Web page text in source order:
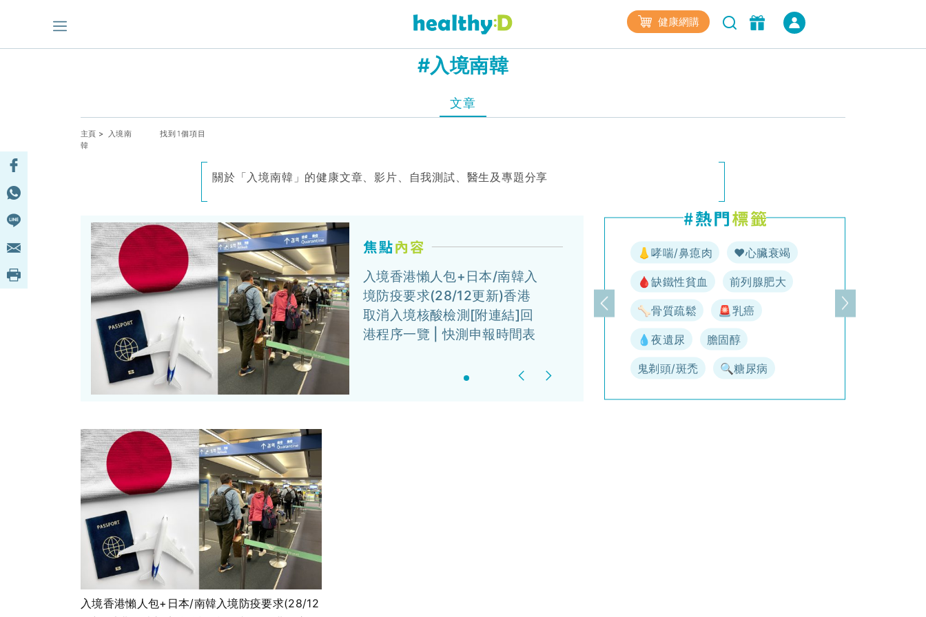
健康網購
#入境南韓
文章
主頁 > 入境南
韓
找到1個項目
關於「入境南韓」的健康文章、影片、自我測試、醫生及專題分享
入境香港懶人包+日本/南韓入
境防疫要求(28/12更新)香港
取消入境核酸檢測[附連結]回
港程序一覽 | 快測申報時間表
Previous
上一頁
👃哮喘/鼻瘜肉 ♥️心臟衰竭
🩸缺鐵性貧血 前列腺肥大
🦴骨質疏鬆 🚨乳癌
💧夜遺尿 膽固醇
鬼剃頭/斑禿 🔍糖尿病
下一頁
入境香港懶人包+日本/南韓入境防疫要求(28/12